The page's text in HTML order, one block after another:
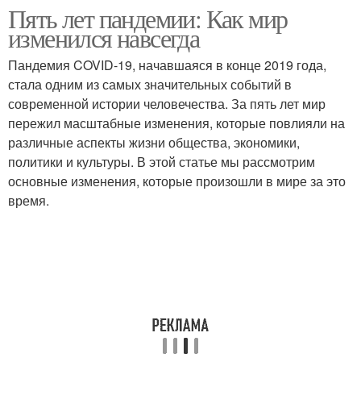
Пять лет пандемии: Как мир
изменился навсегда
Пандемия COVID-19, начавшаяся в конце 2019 года,
стала одним из самых значительных событий в
современной истории человечества. За пять лет мир
пережил масштабные изменения, которые повлияли на
различные аспекты жизни общества, экономики,
политики и культуры. В этой статье мы рассмотрим
основные изменения, которые произошли в мире за это
время.